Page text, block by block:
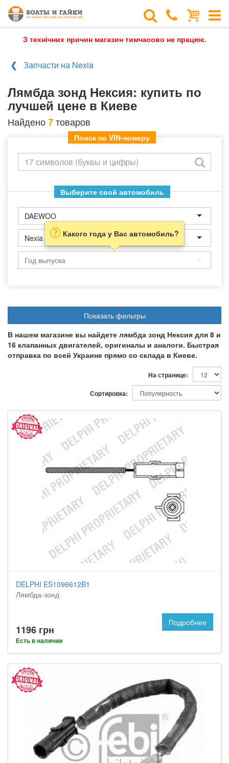
З технічних причин магазин тимчасово не працює.
Запчасти на Nexia
Лямбда зонд Нексия: купить по
лучшей цене в Киеве
Найдено7товаров
Поиск по VIN-номеру
Выберите свой автомобиль
DAEWOO
Nexia Какого года у Вас автомобиль?
Показать фильтры
В нашем магазине вы найдете лямбда зонд Нексия для 8 и
16 клапанных двигателей, оригиналы и аналоги. Быстрая
отправка по всей Украине прямо со склада в Киеве.
На странице:
Сортировка:
DELPHI ES1096612B1
Лямбда-зонд
1196 грн
Есть в наличии
Подробнее